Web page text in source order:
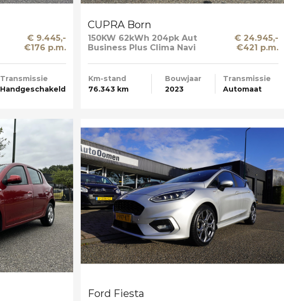
€ 9.445,-
€176 p.m.
Transmissie
Handgeschakeld
CUPRA Born
150KW 62kWh 204pk Aut
Business Plus Clima Navi
€ 24.945,-
€421 p.m.
Km-stand
76.343 km
Bouwjaar
2023
Transmissie
Automaat
Ford Fiesta